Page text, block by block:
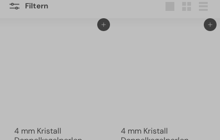
Filtern
In den Einkaufswagen legen
4 mm Kristall
In den Einkaufswagen legen
4 mm Kristall